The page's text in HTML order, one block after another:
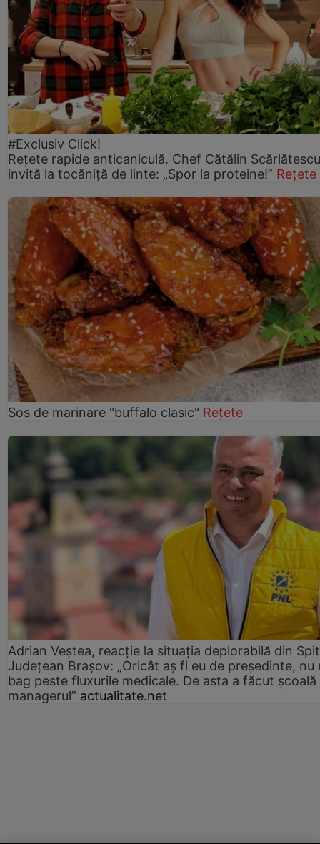
#Exclusiv Click!
Rețete rapide anticaniculă. Chef Cătălin
invită la tocăniță de linte: „Spor la proteine!” Rețete
Sos de marinare "buffalo clasic" Rețete
Adrian Veștea, reacție la situația deplorabilă din
Județean Brașov: „Oricât aș fi eu de președinte, nu
bag peste fluxurile medicale. De asta a făcut școală
managerul” actualitate.net